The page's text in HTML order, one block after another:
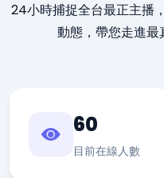
24小時捕捉全台最正主播
動態，帶您走進最
60
目前在線人數